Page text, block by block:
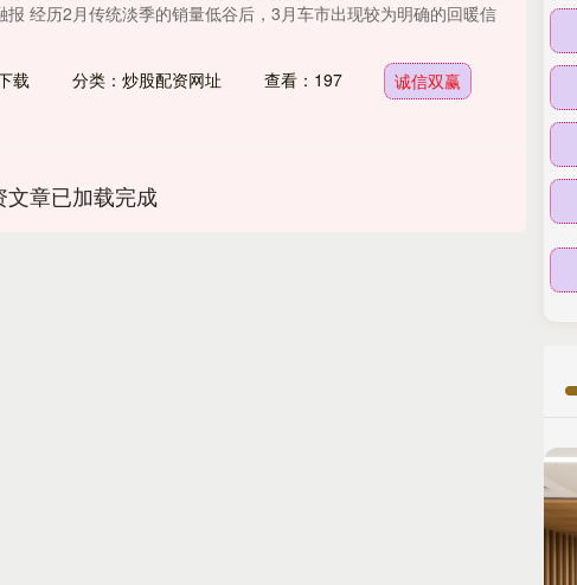
报 经历2月传统淡季的销量低谷后，3月车市出现较为明确的回暖信
载 分类：炒股配资网址 查看：197 诚信双赢
文章已加载完成